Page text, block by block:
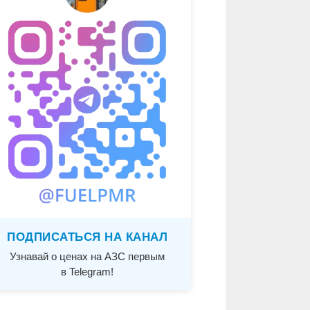
ПОДПИСАТЬСЯ НА КАНАЛ
Узнавай о ценах на АЗС первым
в Telegram!